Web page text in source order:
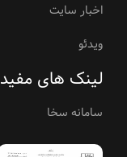
اخبار سایت
ویدئو
لینک های مفید
سامانه سخا